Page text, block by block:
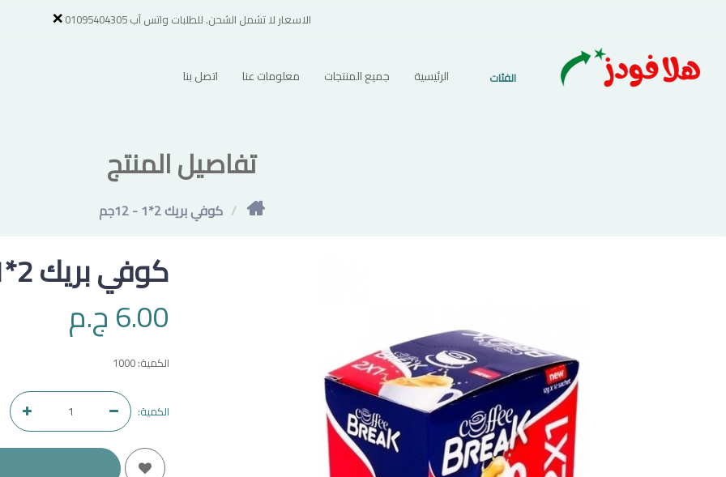
الاسعار لا تشمل الشحن. للطلبات واتس آب 01095404305 ×
الفئات الرئيسية جميع المنتجات معلومات عنا اتصل بنا
تفاصيل المنتج
كوفي بريك 2*1 - 12جم
كوفي بريك 2*1 - 12جم
6.00 ج.م
الكمية:1000
الكمية: